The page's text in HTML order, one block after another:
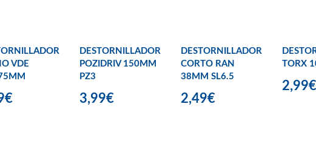
VDE
DESTORNILLADOR
POZIDRIV 150MM
PZ3
3,99€
DESTORNILLADOR
CORTO RAN
38MM SL6.5
2,49€
TORX
2,99€